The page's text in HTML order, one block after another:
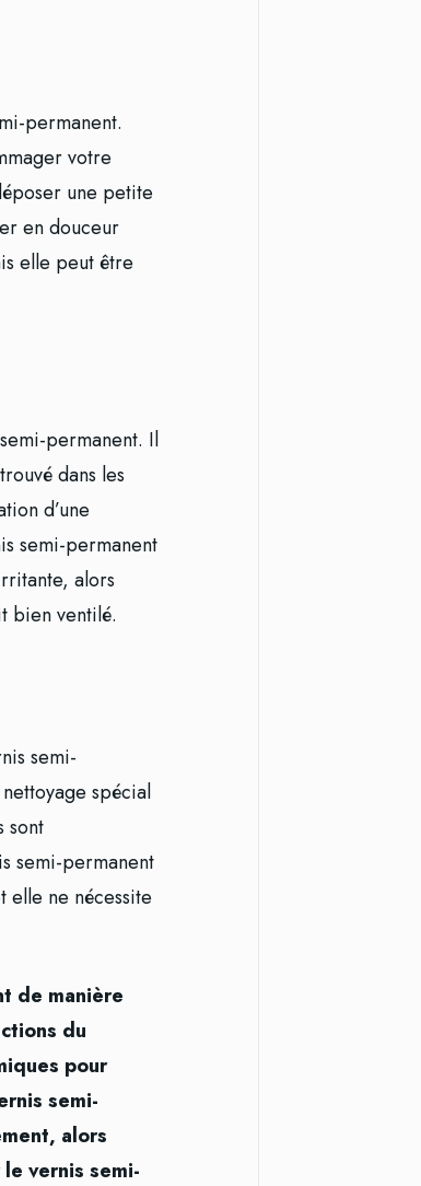
permanent.
votre
une petite
en douceur
elle peut être
permanent. Il
dans les
d’une
semi-permanent
alors
bien ventilé.
semi-
spécial
sont
semi-permanent
ne nécessite
de manière
du
pour
semi-
alors
vernis semi-